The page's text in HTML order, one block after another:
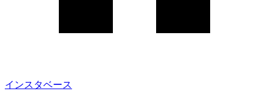
インスタベース